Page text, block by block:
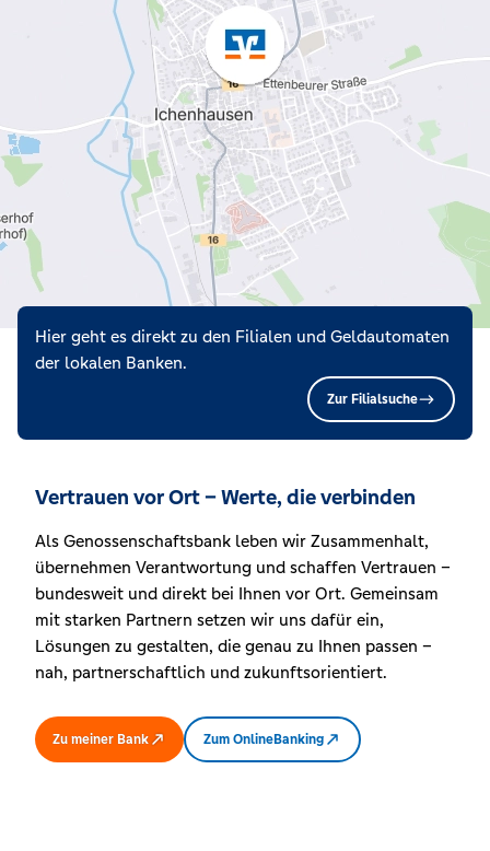
Hier geht es direkt zu den Filialen und Geldautomaten
der lokalen Banken.
Zur Filialsuche
Vertrauen vor Ort – Werte, die verbinden
Als Genossenschaftsbank leben wir Zusammenhalt,
übernehmen Verantwortung und schaffen Vertrauen –
bundesweit und direkt bei Ihnen vor Ort. Gemeinsam
mit starken Partnern setzen wir uns dafür ein,
Lösungen zu gestalten, die genau zu Ihnen passen –
nah, partnerschaftlich und zukunftsorientiert.
Zu meiner Bank Zum OnlineBanking